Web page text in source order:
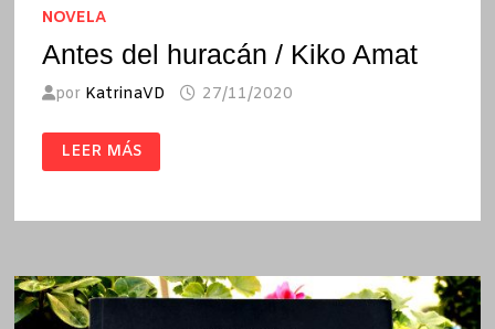
NOVELA
Antes del huracán / Kiko Amat
por KatrinaVD 27/11/2020
ANTES
DEL
HURACÁN
AMAT
LEER MÁS